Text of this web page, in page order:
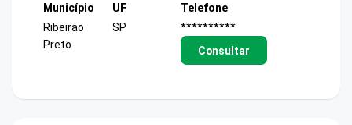
Município
Ribeirao
Preto
UF
SP
Telefone
**********
Consultar